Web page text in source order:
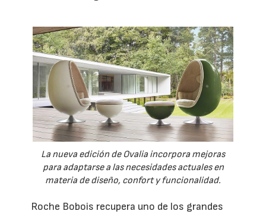
La nueva edición de Ovalia incorpora mejoras
para adaptarse a las necesidades actuales en
materia de diseño, confort y funcionalidad.
Roche Bobois recupera uno de los grandes